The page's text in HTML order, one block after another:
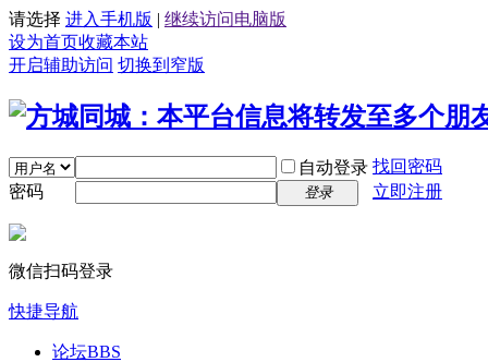
请选择 进入手机版 | 继续访问电脑版
设为首页收藏本站
开启辅助访问 切换到窄版
自动登录 找回密码
密码
登录 立即注册
微信扫码登录
快捷导航
论坛BBS